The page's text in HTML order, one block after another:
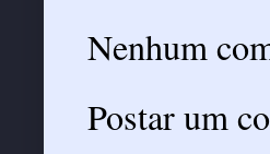
Nenhum
Postar um